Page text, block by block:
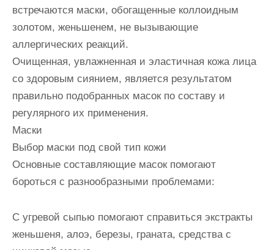
встречаются маски, обогащенные коллоидным
золотом, женьшенем, не вызывающие
аллергических реакций.
Очищенная, увлажненная и эластичная кожа лица
со здоровым сиянием, является результатом
правильно подобранных масок по составу и
регулярного их применения.
Маски
Выбор маски под свой тип кожи
Основные составляющие масок помогают
бороться с разнообразными проблемами:
С угревой сыпью помогают справиться экстракты
женьшеня, алоэ, березы, граната, средства с